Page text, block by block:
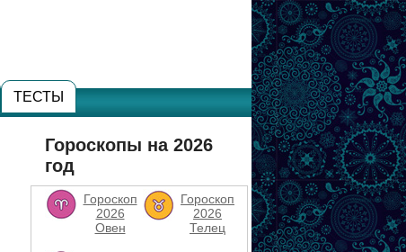
ТЕСТЫ
Гороскопы на 2026
год
Гороскоп
2026
Овен
Гороскоп
2026
Телец